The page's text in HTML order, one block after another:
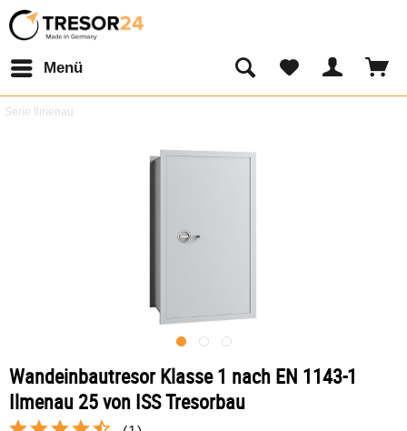
Menü
Serie Ilmenau
Wandeinbautresor Klasse 1 nach EN 1143-1
Ilmenau 25 von ISS Tresorbau